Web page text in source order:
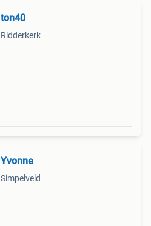
ton40
Ridderkerk
Yvonne
Simpelveld